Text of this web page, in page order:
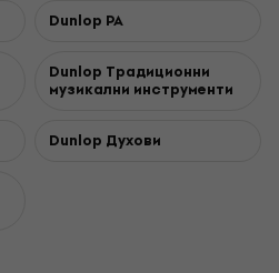
Dunlop PA
Dunlop Традиционни
музикални инструменти
Dunlop Духови